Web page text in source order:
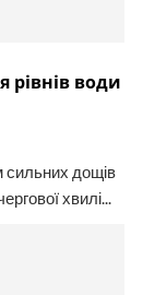
води
сильних дощів
хвилі...